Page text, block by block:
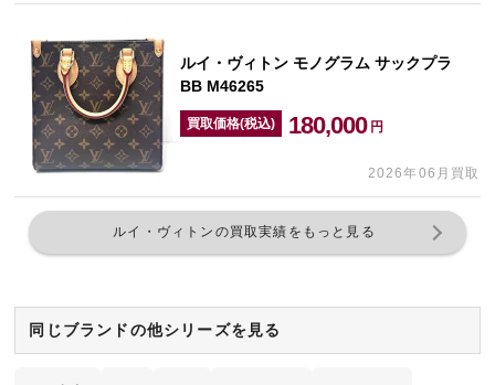
ルイ・ヴィトン モノグラム サックプラ
BB M46265
買取価格(税込) 180,000 円
2026年06月買取
ルイ・ヴィトンの買取実績をもっと見る
同じブランドの他シリーズを見る